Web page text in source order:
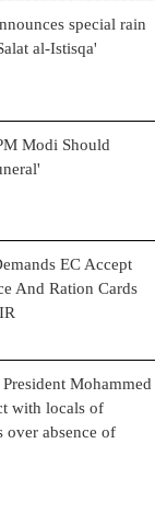
special rain
al-Istisqa'
Modi Should
EC Accept
And Ration Cards
Mohammed
with locals of
over absence of